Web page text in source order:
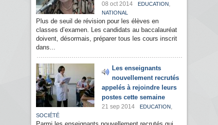
08 oct 2014 EDUCATION ,
NATIONAL
Plus de seuil de révision pour les élèves en
classes d’examen. Les candidats au baccalauréat
doivent, désormais, préparer tous les cours inscrit
dans...
Les enseignants
nouvellement recrutés
appelés à rejoindre leurs
postes cette semaine
21 sep 2014 EDUCATION ,
SOCIÉTÉ